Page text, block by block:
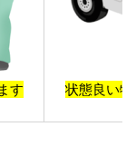
け作業が得
す 状態良い物